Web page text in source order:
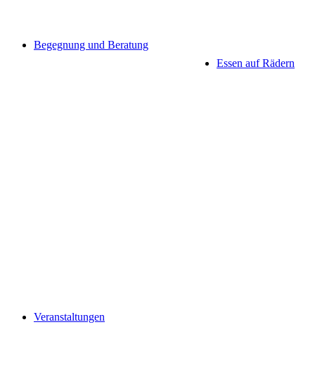
Begegnung und Beratung
Essen auf Rädern
Veranstaltungen